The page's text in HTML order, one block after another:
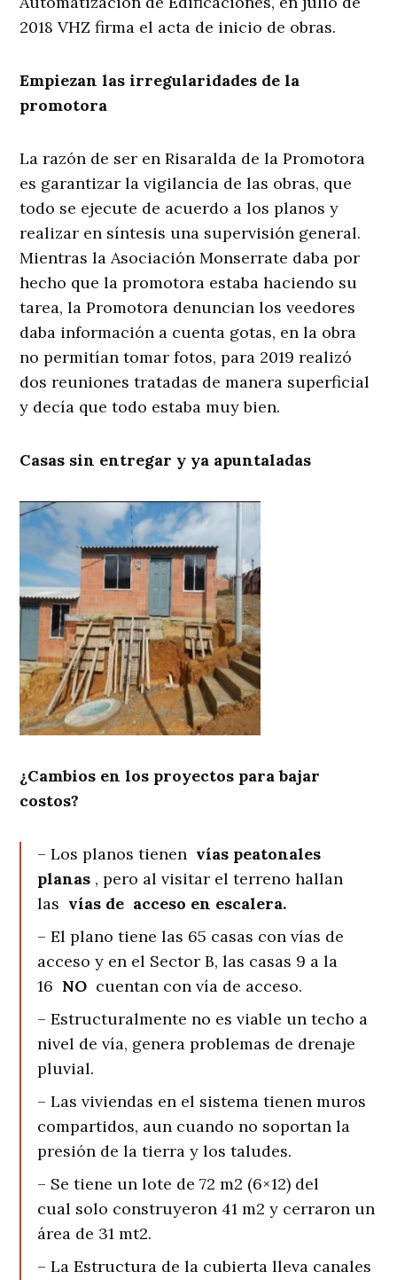
2018 VHZ firma el acta de inicio de obras.
Empiezan las irregularidades de la
promotora
La razón de ser en Risaralda de la Promotora
es garantizar la vigilancia de las obras, que
todo se ejecute de acuerdo a los planos y
realizar en síntesis una supervisión general.
Mientras la Asociación Monserrate daba por
hecho que la promotora estaba haciendo su
tarea, la Promotora denuncian los veedores
daba información a cuenta gotas, en la obra
no permitían tomar fotos, para 2019 realizó
dos reuniones tratadas de manera superficial
y decía que todo estaba muy bien.
Casas sin entregar y ya apuntaladas
¿Cambios en los proyectos para bajar
costos?
– Los planos tienen vías peatonales
planas , pero al visitar el terreno hallan
las vías de acceso en escalera.
– El plano tiene las 65 casas con vías de
acceso y en el Sector B, las casas 9 a la
16 NO cuentan con vía de acceso.
– Estructuralmente no es viable un techo a
nivel de vía, genera problemas de drenaje
pluvial.
– Las viviendas en el sistema tienen muros
compartidos, aun cuando no soportan la
presión de la tierra y los taludes.
– Se tiene un lote de 72 m2 (6×12) del
cual solo construyeron 41 m2 y cerraron un
área de 31 mt2.
– La Estructura de la cubierta lleva canales